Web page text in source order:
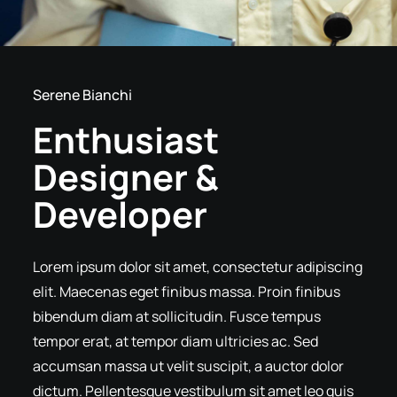
Serene Bianchi
Enthusiast
Designer &
Developer
Lorem ipsum dolor sit amet, consectetur adipiscing
elit. Maecenas eget finibus massa. Proin finibus
bibendum diam at sollicitudin. Fusce tempus
tempor erat, at tempor diam ultricies ac. Sed
accumsan massa ut velit suscipit, a auctor dolor
dictum. Pellentesque vestibulum sit amet leo quis